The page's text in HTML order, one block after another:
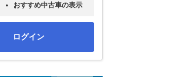
おすすめ中古車の表示
ログイン